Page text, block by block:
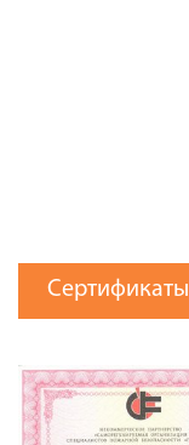
Сертификаты